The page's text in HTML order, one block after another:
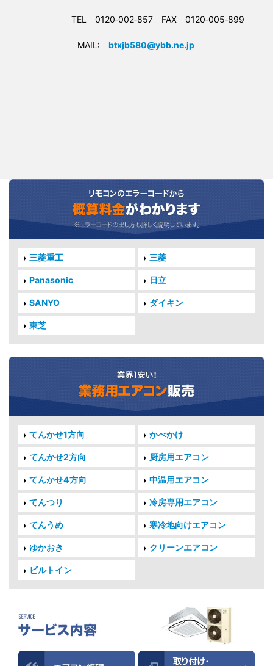
TEL 0120‐002‐857 FAX 0120‐005‐899
MAIL: btxjb580@ybb.ne.jp
三菱重工 三菱
Panasonic 日立
SANYO ダイキン
東芝
てんかせ1方向 かべかけ
てんかせ2方向 厨房用エアコン
てんかせ4方向 中温用エアコン
てんつり 冷房専用エアコン
てんうめ 寒冷地向けエアコン
ゆかおき クリーンエアコン
ビルトイン